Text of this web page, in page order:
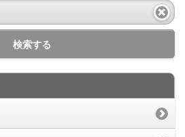
検索する